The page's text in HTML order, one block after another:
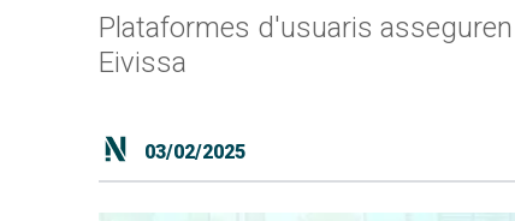
Plataformes d'usuaris
Eivissa
03/02/2025